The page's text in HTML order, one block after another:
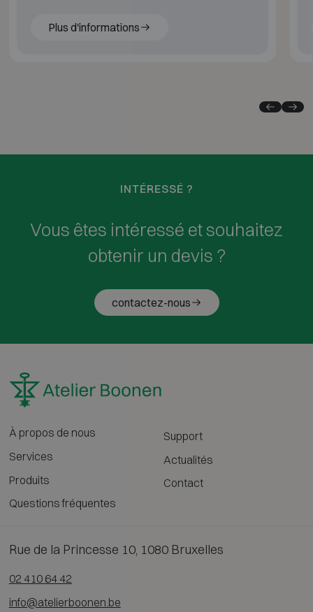
Plus d'informations
INTÉRESSÉ ?
Vous êtes intéressé et souhaitez
obtenir un devis ?
contactez-nous
À propos de nous
Services
Produits
Questions fréquentes
Support
Actualités
Contact
Rue de la Princesse 10, 1080 Bruxelles
02 410 64 42
info@atelierboonen.be